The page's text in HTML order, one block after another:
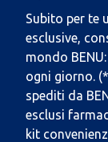
Subito per te
esclusive,
mondo
ogni giorno.
spediti da
esclusi
kit